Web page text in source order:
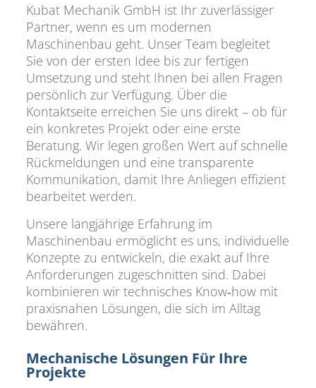
Kubat Mechanik GmbH ist Ihr zuverlässiger
Partner, wenn es um modernen
Maschinenbau geht. Unser Team begleitet
Sie von der ersten Idee bis zur fertigen
Umsetzung und steht Ihnen bei allen Fragen
persönlich zur Verfügung. Über die
Kontaktseite erreichen Sie uns direkt – ob für
ein konkretes Projekt oder eine erste
Beratung. Wir legen großen Wert auf schnelle
Rückmeldungen und eine transparente
Kommunikation, damit Ihre Anliegen effizient
bearbeitet werden.
Unsere langjährige Erfahrung im
Maschinenbau ermöglicht es uns, individuelle
Konzepte zu entwickeln, die exakt auf Ihre
Anforderungen zugeschnitten sind. Dabei
kombinieren wir technisches Know‑how mit
praxisnahen Lösungen, die sich im Alltag
bewähren.
Mechanische Lösungen Für Ihre
Projekte